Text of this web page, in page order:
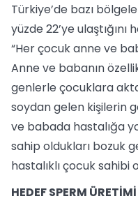
Türkiye’de bazı
yüzde 22’ye ulaştığını
“Her çocuk anne ve
Anne ve babanın
genlerle çocuklara
soydan gelen kişilerin
ve babada hastalığa
sahip oldukları bozuk
hastalıklı çocuk sahibi
HEDEF SPERM